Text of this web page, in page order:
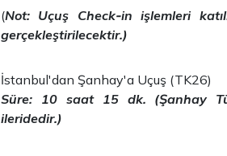
(Not: Uçuş Check‐in işlemleri
gerçekleştirilecektir.)
İstanbul'dan Şanhay'a Uçuş (TK26)
Süre: 10 saat 15 dk. (Şanhay
ileridedir.)